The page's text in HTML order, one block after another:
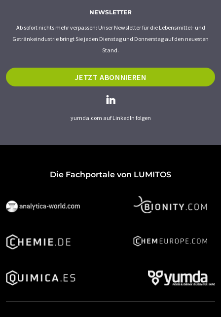
NEWSLETTER
Ab sofort nichts mehr verpassen: Unser Newsletter für die Lebensmittel- und
Getränkeindustrie bringt Sie jeden Dienstag und Donnerstag auf den neuesten
Stand.
JETZT ABONNIEREN
yumda.com auf LinkedIn folgen
Die Fachportale von LUMITOS